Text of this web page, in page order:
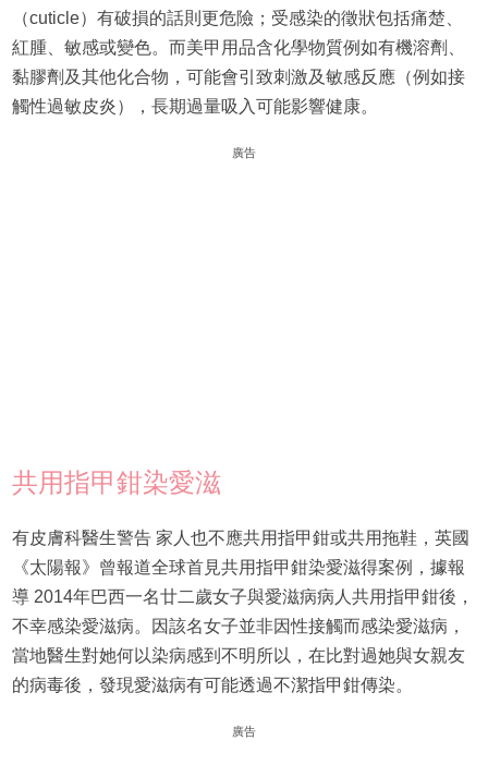
（cuticle）有破損的話則更危險；受感染的徵狀包括痛楚、
紅腫、敏感或變色。而美甲用品含化學物質例如有機溶劑、
黏膠劑及其他化合物，可能會引致刺激及敏感反應（例如接
觸性過敏皮炎），長期過量吸入可能影響健康。
廣告
共用指甲鉗染愛滋
有皮膚科醫生警告 家人也不應共用指甲鉗或共用拖鞋，英國
《太陽報》曾報道全球首見共用指甲鉗染愛滋得案例，據報
導 2014年巴西一名廿二歲女子與愛滋病病人共用指甲鉗後，
不幸感染愛滋病。因該名女子並非因性接觸而感染愛滋病，
當地醫生對她何以染病感到不明所以，在比對過她與女親友
的病毒後，發現愛滋病有可能透過不潔指甲鉗傳染。
廣告